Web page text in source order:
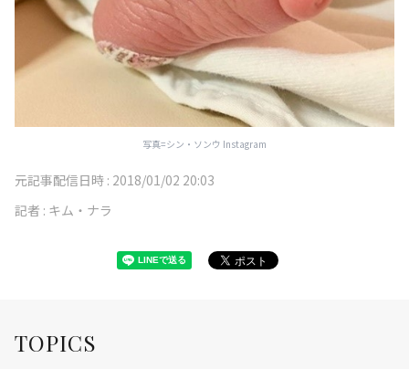
写真=シン・ソンウ Instagram
元記事配信日時 : 2018/01/02 20:03
記者 : キム・ナラ
TOPICS